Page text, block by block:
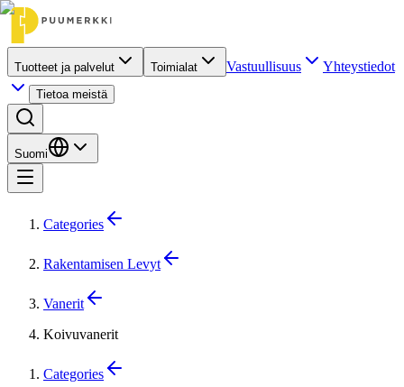
Tuotteet ja palvelut Toimialat Vastuullisuus Yhteystiedot
Tietoa meistä
Suomi
Categories
Rakentamisen Levyt
Vanerit
Koivuvanerit
Categories